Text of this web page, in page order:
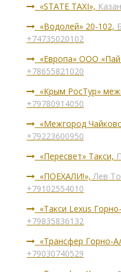
«STATE TAXI»,
«Водолей» 20-102,
+74735020102
«Европа» ООО
+78655821020
«Крым РосТур»
+79780914050
«Межгород
+79223600950
«Пересвет» Такси,
«ПОЕХАЛИ!»,Лев
+79102554010
«Такси Lexus
+79835836132
«Трансфер Горно-
+79030740529